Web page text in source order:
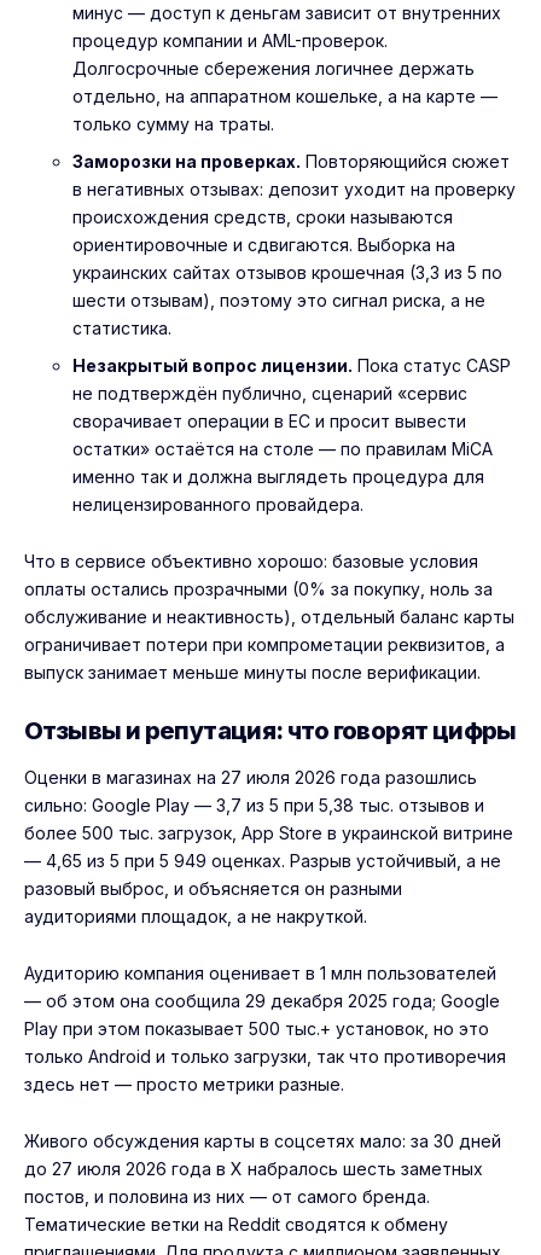
минус — доступ к деньгам зависит от внутренних
процедур компании и AML-проверок.
Долгосрочные сбережения логичнее держать
отдельно, на аппаратном кошельке , а на карте —
только сумму на траты.
Заморозки на проверках. Повторяющийся сюжет
в негативных отзывах: депозит уходит на проверку
происхождения средств, сроки называются
ориентировочные и сдвигаются. Выборка на
украинских сайтах отзывов крошечная (3,3 из 5 по
шести отзывам), поэтому это сигнал риска, а не
статистика.
Незакрытый вопрос лицензии. Пока статус CASP
не подтверждён публично, сценарий «сервис
сворачивает операции в ЕС и просит вывести
остатки» остаётся на столе — по правилам MiCA
именно так и должна выглядеть процедура для
нелицензированного провайдера.
Что в сервисе объективно хорошо: базовые условия
оплаты остались прозрачными (0% за покупку, ноль за
обслуживание и неактивность), отдельный баланс карты
ограничивает потери при компрометации реквизитов, а
выпуск занимает меньше минуты после верификации.
Отзывы и репутация: что говорят цифры
Оценки в магазинах на 27 июля 2026 года разошлись
сильно: Google Play — 3,7 из 5 при 5,38 тыс. отзывов и
более 500 тыс. загрузок, App Store в украинской витрине
— 4,65 из 5 при 5 949 оценках. Разрыв устойчивый, а не
разовый выброс, и объясняется он разными
аудиториями площадок, а не накруткой.
Аудиторию компания оценивает в 1 млн пользователей
— об этом она сообщила 29 декабря 2025 года; Google
Play при этом показывает 500 тыс.+ установок, но это
только Android и только загрузки, так что противоречия
здесь нет — просто метрики разные.
Живого обсуждения карты в соцсетях мало: за 30 дней
до 27 июля 2026 года в X набралось шесть заметных
постов, и половина из них — от самого бренда.
Тематические ветки на Reddit сводятся к обмену